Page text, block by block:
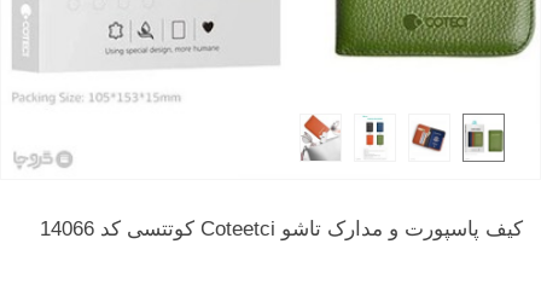
کیف پاسپورت و مدارک تاشو Coteetci کوتتسی کد 14066